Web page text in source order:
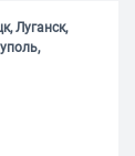
Луганск,